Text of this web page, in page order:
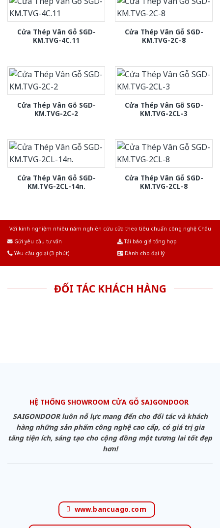
Cửa Thép Vân Gỗ SGD-
KM.TVG-4C.11
Cửa Thép Vân Gỗ SGD-
KM.TVG-2C-8
Cửa Thép Vân Gỗ SGD-
KM.TVG-2C-2
Cửa Thép Vân Gỗ SGD-
KM.TVG-2CL-3
Cửa Thép Vân Gỗ SGD-
KM.TVG-2CL-14n.
Cửa Thép Vân Gỗ SGD-
KM.TVG-2CL-8
Với kinh nghiệm nhiêu năm nghiên cứu cửa theo tiêu chuẩn công nghệ Châu
Gửi yêu cầu tư vấn
Tải báo giá tổng hợp
Yêu cầu gọi lại (3 phút)
Dành cho đại lý
ĐỐI TÁC KHÁCH HÀNG
HỆ THỐNG SHOWROOM CỬA GỖ SAIGONDOOR
SAIGONDOOR luôn nỗ lực mang đến cho đối tác và khách
hàng những sản phẩm công nghệ cao cấp, có giá trị gia
tăng tiện ích, sáng tạo cho cộng đồng một tương lai tốt đẹp
hơn!
www.bancuago.com